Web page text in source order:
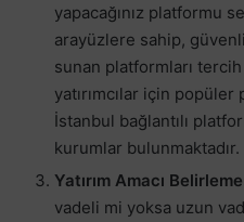
yapacağınız platformu
arayüzlere sahip,
sunan platformları
yatırımcılar için
İstanbul bağlantılı
kurumlar bulunmaktadır.
Yatırım Amacı
vadeli mi yoksa uzun